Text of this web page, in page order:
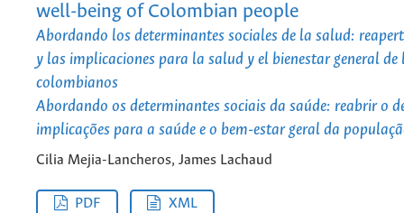
well-being of Colombian people
Abordando los determinantes sociales de la salud:
y las implicaciones para la salud y el bienestar general de
colombianos
Abordando os determinantes sociais da saúde: reabrir o
implicações para a saúde e o bem-estar geral da
Cilia Mejia-Lancheros, James Lachaud
PDF XML